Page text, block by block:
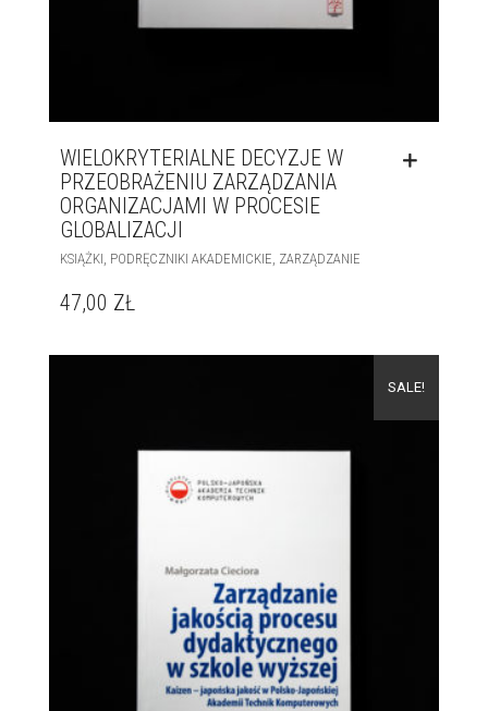
WIELOKRYTERIALNE DECYZJE W
PRZEOBRAŻENIU ZARZĄDZANIA
ORGANIZACJAMI W PROCESIE
GLOBALIZACJI
KSIĄŻKI PODRĘCZNIKI AKADEMICKIE ZARZĄDZANIE
47,00 ZŁ
SALE!